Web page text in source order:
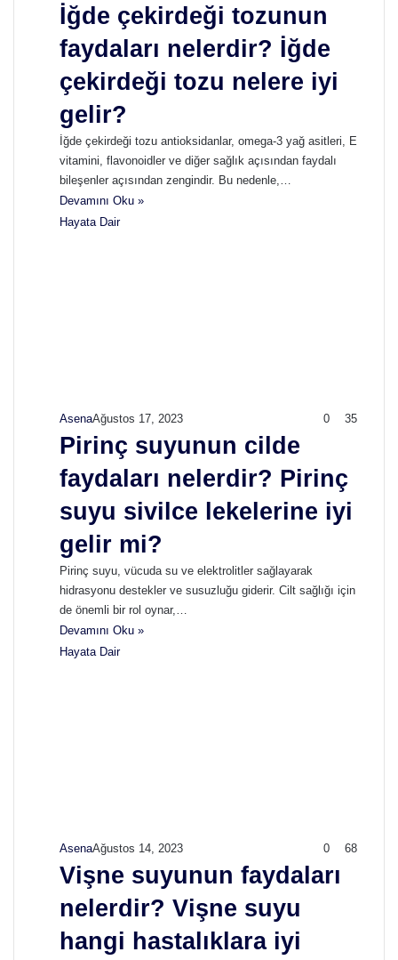
İğde çekirdeği tozunun
faydaları nelerdir? İğde
çekirdeği tozu nelere iyi
gelir?
İğde çekirdeği tozu antioksidanlar, omega-3 yağ asitleri, E
vitamini, flavonoidler ve diğer sağlık açısından faydalı
bileşenler açısından zengindir. Bu nedenle,…
Devamını Oku »
Hayata Dair
AsenaAğustos 17, 2023 0 35
Pirinç suyunun cilde
faydaları nelerdir? Pirinç
suyu sivilce lekelerine iyi
gelir mi?
Pirinç suyu, vücuda su ve elektrolitler sağlayarak
hidrasyonu destekler ve susuzluğu giderir. Cilt sağlığı için
de önemli bir rol oynar,…
Devamını Oku »
Hayata Dair
AsenaAğustos 14, 2023 0 68
Vişne suyunun faydaları
nelerdir? Vişne suyu
hangi hastalıklara iyi